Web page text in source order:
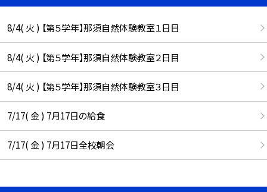
8/4( 火 ) 【第５学年】那須自然体験教室１日目
8/4( 火 ) 【第５学年】那須自然体験教室２日目
8/4( 火 ) 【第５学年】那須自然体験教室３日目
7/17( 金 ) 7月17日の給食
7/17( 金 ) 7月17日全校朝会